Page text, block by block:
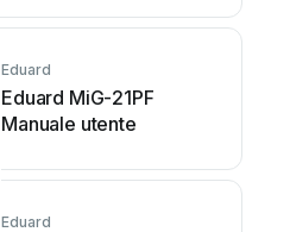
Eduard
Eduard MiG-21PF
Manuale utente
Eduard